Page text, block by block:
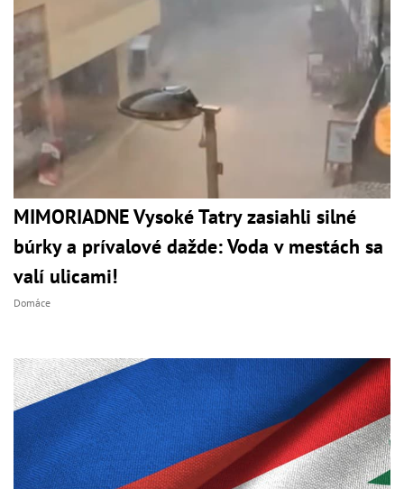
MIMORIADNE Vysoké Tatry zasiahli silné
búrky a prívalové dažde: Voda v mestách sa
valí ulicami!
Domáce